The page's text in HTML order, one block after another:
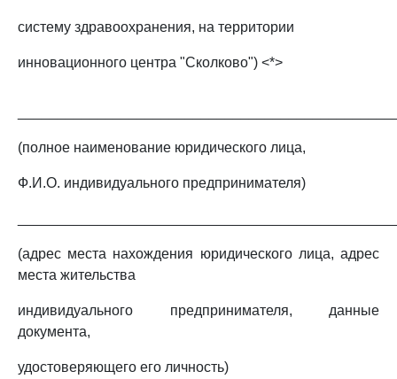
систему здравоохранения, на территории
инновационного центра "Сколково") <*>
(полное наименование юридического лица,
Ф.И.О. индивидуального предпринимателя)
(адрес места нахождения юридического лица, адрес
места жительства
индивидуального предпринимателя, данные
документа,
удостоверяющего его личность)